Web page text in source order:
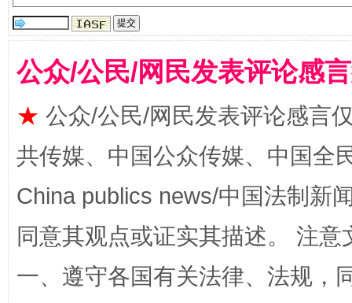
揭批美国五大"原罪" "炒
公众/公民/网民发表评论感
★ 公众/公民/网民发表评论感言
共传媒、中国公众传媒、中国全
China publics news/中国法制新
同意其观点或证实其描述。 注
一、遵守各国有关法律、法规，